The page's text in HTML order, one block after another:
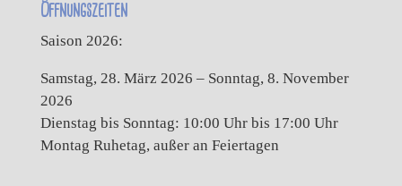
Öffnungszeiten
Saison 2026:
Samstag, 28. März 2026 – Sonntag, 8. November
2026
Dienstag bis Sonntag: 10:00 Uhr bis 17:00 Uhr
Montag Ruhetag, außer an Feiertagen